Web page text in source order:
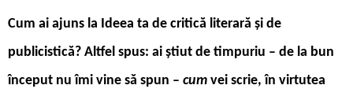
Cum ai ajuns la Ideea ta de critică literară și de
publicistică? Altfel spus: ai știut de timpuriu – de la bun
început nu îmi vine să spun – cum vei scrie, în virtutea